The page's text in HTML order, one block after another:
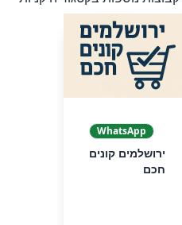
WhatsApp
ירושלמים קונים
חכם